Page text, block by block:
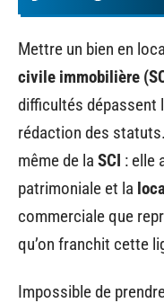
Mettre un bien en
civile immobilière
difficultés dépassent
rédaction des
même de la SCI : elle
patrimoniale et la
commerciale que
qu’on franchit cette
Impossible de